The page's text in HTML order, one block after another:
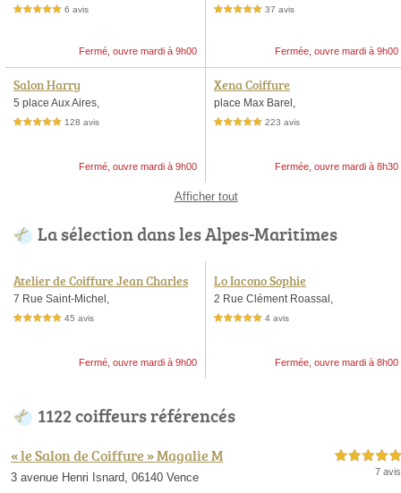
5,0 étoiles sur 5 6 avis
Fermé, ouvre mardi à 9h00
5,0 étoiles sur 5 37 avis
Fermée, ouvre mardi à 9h00
Salon Harry
5 place Aux Aires,
5,0 étoiles sur 5 128 avis
Fermé, ouvre mardi à 9h00
Xena Coiffure
place Max Barel,
5,0 étoiles sur 5 223 avis
Fermée, ouvre mardi à 8h30
Afficher tout
La sélection dans les Alpes-Maritimes
Atelier de Coiffure Jean Charles
7 Rue Saint-Michel,
5,0 étoiles sur 5 45 avis
Fermé, ouvre mardi à 9h00
Lo Iacono Sophie
2 Rue Clément Roassal,
5,0 étoiles sur 5 4 avis
Fermée, ouvre mardi à 8h00
1122 coiffeurs référencés
« le Salon de Coiffure » Magalie M
3 avenue Henri Isnard, 06140 Vence
5,0 étoiles sur 5
7 avis